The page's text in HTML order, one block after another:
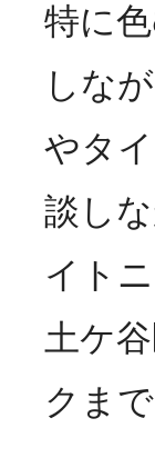
特に
しな
やタ
談し
イト
土ケ
クま